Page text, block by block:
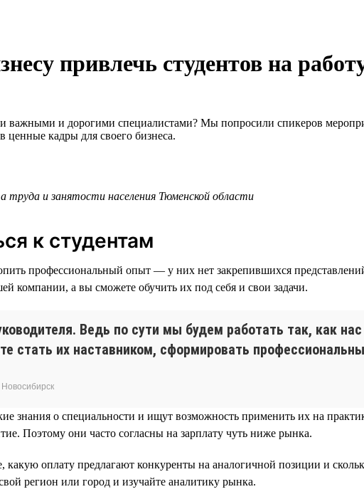
привлечь студентов на
важными и дорогими специалистами? Мы попросили спикеров
ценные кадры для своего бизнеса.
труда и занятости населения Тюменской области
к студентам
профессиональный опыт — у них нет закрепившихся
компании, а вы сможете обучить их под себя и свои задачи.
Ведь по сути мы будем работать так, как
стать их наставником, сформировать
знания о специальности и ищут возможность применить их на
Поэтому они часто согласны на зарплату чуть ниже рынка.
какую оплату предлагают конкуренты на аналогичной позиции и
регион или город и изучайте аналитику рынка.